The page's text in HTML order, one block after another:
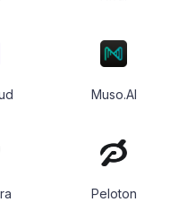
Muso.AI
Peloton